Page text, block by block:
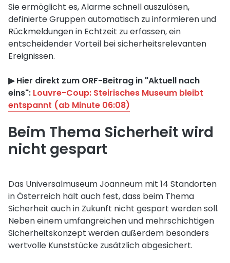
Sie ermöglicht es, Alarme schnell auszulösen,
definierte Gruppen automatisch zu informieren und
Rückmeldungen in Echtzeit zu erfassen, ein
entscheidender Vorteil bei sicherheitsrelevanten
Ereignissen.
▶︎ Hier direkt zum ORF-Beitrag in "Aktuell nach
eins": Louvre-Coup: Steirisches Museum bleibt
entspannt (ab Minute 06:08)
Beim Thema Sicherheit wird
nicht gespart
Das Universalmuseum Joanneum mit 14 Standorten
in Österreich hält auch fest, dass beim Thema
Sicherheit auch in Zukunft nicht gespart werden soll.
Neben einem umfangreichen und mehrschichtigen
Sicherheitskonzept werden außerdem besonders
wertvolle Kunststücke zusätzlich abgesichert.